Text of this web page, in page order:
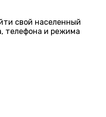
свой населенный
телефона и режима